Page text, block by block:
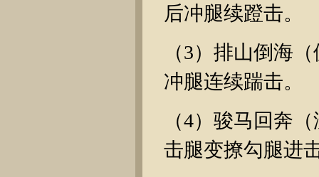
后冲腿续蹬击。
（3）排山倒海
冲腿连续踹击。
（4）骏马回奔
击腿变撩勾腿进